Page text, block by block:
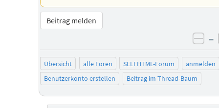
Beitrag melden
–
Übersicht alle Foren SELFHTML-Forum
anmelden
Benutzerkonto erstellen
Beitrag im Thread-Baum